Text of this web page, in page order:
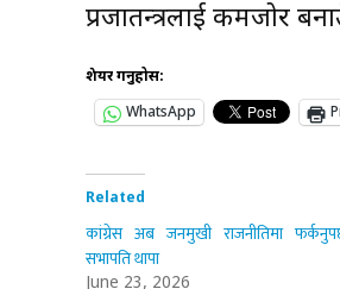
प्रजातन्त्रलाई कमजोर
शेयर गर्नुहोस:
WhatsApp
Related
कांग्रेस अब जनमुखी राजनीतिमा
सभापति थापा
June 23, 2026